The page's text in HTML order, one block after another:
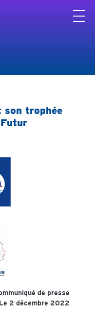
son trophée
de presse
Le 2 décembre 2022